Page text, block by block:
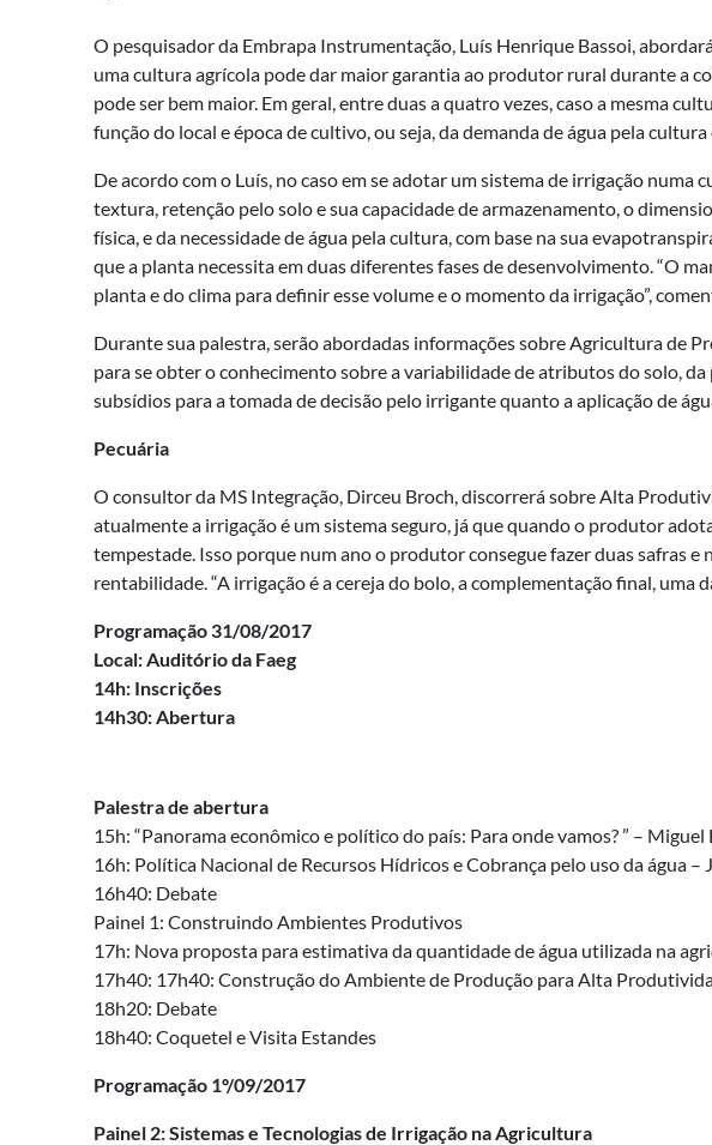
O pesquisador da Embrapa Instrumentação, Luís Henrique Bassoi,
uma cultura agrícola pode dar maior garantia ao produtor rural durante a
pode ser bem maior. Em geral, entre duas a quatro vezes, caso a mesma
função do local e época de cultivo, ou seja, da demanda de água pela
De acordo com o Luís, no caso em se adotar um sistema de irrigação numa
textura, retenção pelo solo e sua capacidade de armazenamento, o
física, e da necessidade de água pela cultura, com base na sua
que a planta necessita em duas diferentes fases de desenvolvimento. “O
planta e do clima para definir esse volume e o momento da irrigação”,
Durante sua palestra, serão abordadas informações sobre Agricultura de
para se obter o conhecimento sobre a variabilidade de atributos do solo,
subsídios para a tomada de decisão pelo irrigante quanto a aplicação de
Pecuária
O consultor da MS Integração, Dirceu Broch, discorrerá sobre Alta
atualmente a irrigação é um sistema seguro, já que quando o produtor
tempestade. Isso porque num ano o produtor consegue fazer duas safras
rentabilidade. “A irrigação é a cereja do bolo, a complementação final,
Programação 31/08/2017
Local: Auditório da Faeg
14h: Inscrições
14h30: Abertura
Palestra de abertura
15h: “Panorama econômico e político do país: Para onde vamos? ” –
16h: Política Nacional de Recursos Hídricos e Cobrança pelo uso da água –
16h40: Debate
Painel 1: Construindo Ambientes Produtivos
17h: Nova proposta para estimativa da quantidade de água utilizada na
17h40: 17h40: Construção do Ambiente de Produção para Alta
18h20: Debate
18h40: Coquetel e Visita Estandes
Programação 1º/09/2017
Painel 2: Sistemas e Tecnologias de Irrigação na Agricultura